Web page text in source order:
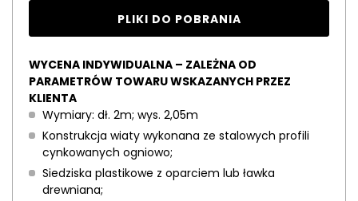
PLIKI DO POBRANIA
WYCENA INDYWIDUALNA – ZALEŻNA OD
PARAMETRÓW TOWARU WSKAZANYCH PRZEZ
KLIENTA
Wymiary: dł. 2m; wys. 2,05m
Konstrukcja wiaty wykonana ze stalowych profili
cynkowanych ogniowo;
Siedziska plastikowe z oparciem lub ławka
drewniana;